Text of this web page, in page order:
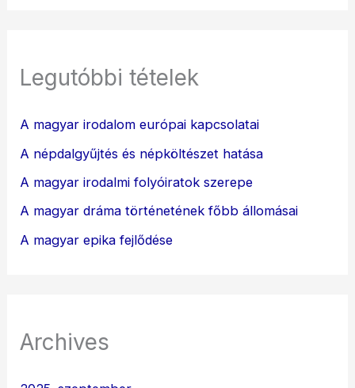
Legutóbbi tételek
A magyar irodalom európai kapcsolatai
A népdalgyűjtés és népköltészet hatása
A magyar irodalmi folyóiratok szerepe
A magyar dráma történetének főbb állomásai
A magyar epika fejlődése
Archives